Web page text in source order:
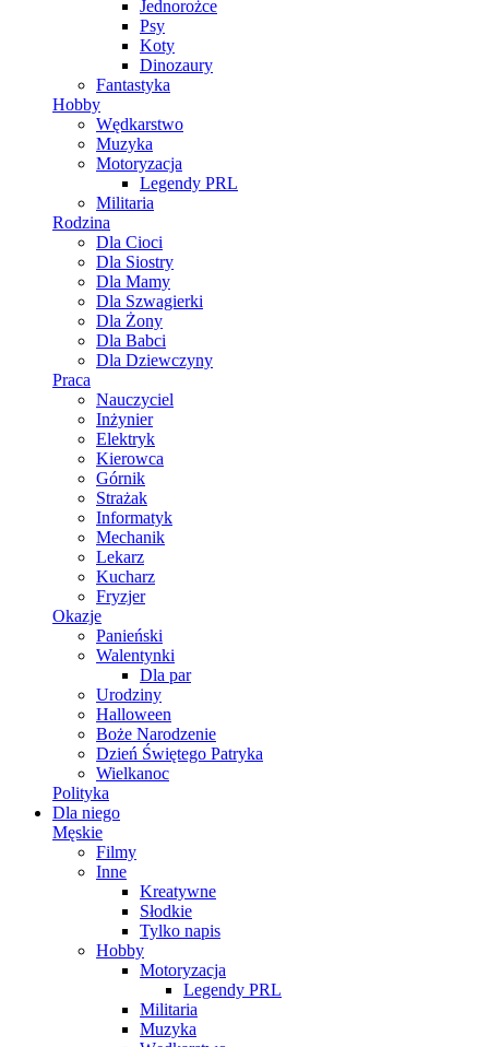
Jednorożce
Psy
Koty
Dinozaury
Fantastyka
Hobby
Wędkarstwo
Muzyka
Motoryzacja
Legendy PRL
Militaria
Rodzina
Dla Cioci
Dla Siostry
Dla Mamy
Dla Szwagierki
Dla Żony
Dla Babci
Dla Dziewczyny
Praca
Nauczyciel
Inżynier
Elektryk
Kierowca
Górnik
Strażak
Informatyk
Mechanik
Lekarz
Kucharz
Fryzjer
Okazje
Panieński
Walentynki
Dla par
Urodziny
Halloween
Boże Narodzenie
Dzień Świętego Patryka
Wielkanoc
Polityka
Dla niego
Męskie
Filmy
Inne
Kreatywne
Słodkie
Tylko napis
Hobby
Motoryzacja
Legendy PRL
Militaria
Muzyka